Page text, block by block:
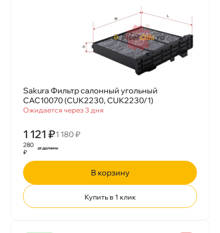
Sakura Фильтр салонный угольный
CAC10070 (CUK2230, CUK2230/1)
Ожидается через 3 дня
1 121 ₽1 180 ₽
280
₽
корзину
Купить в 1 клик